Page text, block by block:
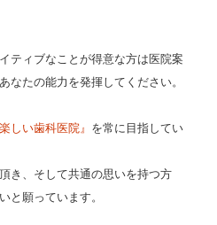
ティブなことが得意な方は医院案
なたの能力を発揮してください。
しい歯科医院』 を常に目指してい
き、そして共通の思いを持つ方
と願っています。